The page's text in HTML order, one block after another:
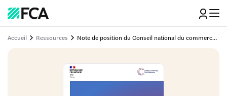
Accueil Ressources Note de position du Conseil national du commerce sur l’encadrement des plateformes extra-européennes d’importation directe